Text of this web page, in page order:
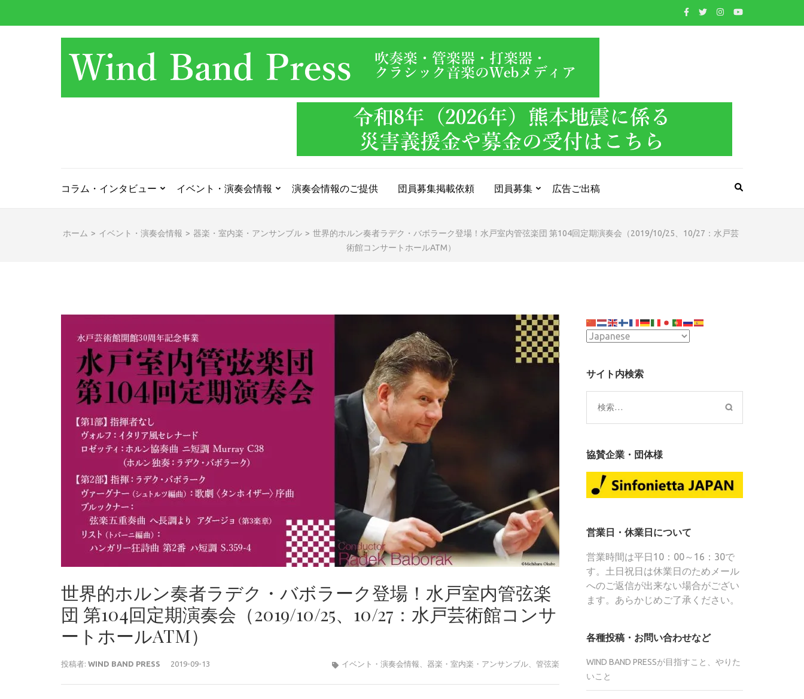
PRESS
コラム・インタビュー イベント・演奏会情報 演奏会情報のご提供 団員募集掲載依頼 団員募集 広告ご出稿
ホーム > イベント・演奏会情報 > 器楽・室内楽・アンサンブル > 世界的ホルン奏者ラデク・バボラーク登場！水戸室内管弦楽団 第104回定期演奏会（2019/10/25、10/27：水戸芸
術館コンサートホールATM）
世界的ホルン奏者ラデク・バボラーク登場！水戸室内管弦楽
団 第104回定期演奏会（2019/10/25、10/27：水戸芸術館コンサ
ートホールATM）
投稿者: WIND BAND PRESS 2019-09-13 イベント・演奏会情報 器楽・室内楽・アンサンブル、 管弦楽
サイト内検索
検
索:
協賛企業・団体様
営業日・休業日について
営業時間は平日10：00～16：30で
す。土日祝日は休業日のためメール
へのご返信が出来ない場合がござい
ます。あらかじめご了承ください。
各種投稿・お問い合わせなど
WIND BAND PRESSが目指すこと、やりた
いこと